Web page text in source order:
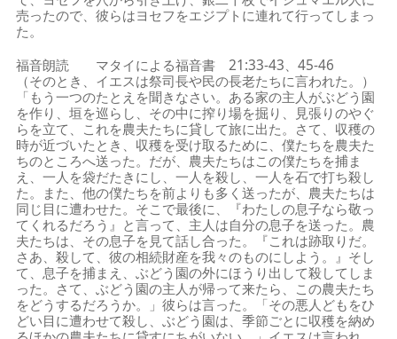
売ったので、彼らはヨセフをエジプトに連れて行ってしまっ
た。
福音朗読 マタイによる福音書 21:33-43、45-46
（そのとき、イエスは祭司長や民の長老たちに言われた。）
「もう一つのたとえを聞きなさい。ある家の主人がぶどう園
を作り、垣を巡らし、その中に搾り場を掘り、見張りのやぐ
らを立て、これを農夫たちに貸して旅に出た。さて、収穫の
時が近づいたとき、収穫を受け取るために、僕たちを農夫た
ちのところへ送った。だが、農夫たちはこの僕たちを捕ま
え、一人を袋だたきにし、一人を殺し、一人を石で打ち殺し
た。また、他の僕たちを前よりも多く送ったが、農夫たちは
同じ目に遭わせた。そこで最後に、『わたしの息子なら敬っ
てくれるだろう』と言って、主人は自分の息子を送った。農
夫たちは、その息子を見て話し合った。『これは跡取りだ。
さあ、殺して、彼の相続財産を我々のものにしよう。』そし
て、息子を捕まえ、ぶどう園の外にほうり出して殺してしま
った。さて、ぶどう園の主人が帰って来たら、この農夫たち
をどうするだろうか。」彼らは言った。「その悪人どもをひ
どい目に遭わせて殺し、ぶどう園は、季節ごとに収穫を納め